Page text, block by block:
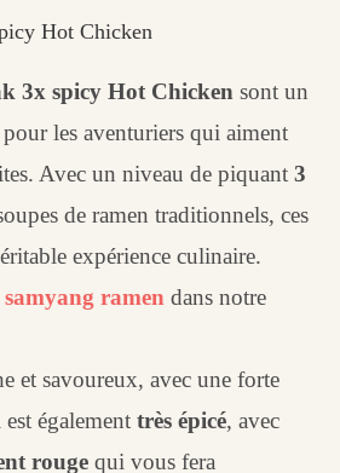
Hot Chicken
3x spicy Hot Chicken sont un
pour les aventuriers qui aiment
Avec un niveau de piquant 3
de ramen traditionnels, ces
expérience culinaire.
samyang ramen dans notre
et savoureux, avec une forte
égalementtrès épicé, avec
rouge qui vous fera